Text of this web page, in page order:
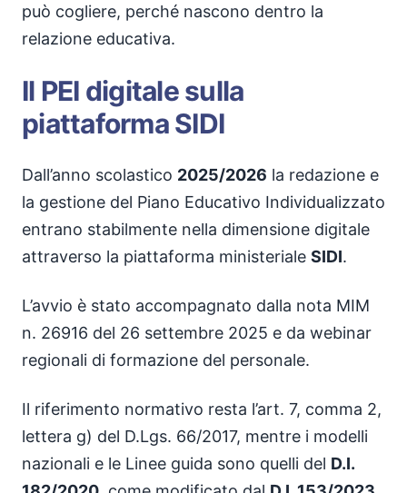
può cogliere, perché nascono dentro la
relazione educativa.
Il PEI digitale sulla
piattaforma SIDI
Dall’anno scolastico 2025/2026 la redazione e
la gestione del Piano Educativo Individualizzato
entrano stabilmente nella dimensione digitale
attraverso la piattaforma ministeriale SIDI.
L’avvio è stato accompagnato dalla nota MIM
n. 26916 del 26 settembre 2025 e da webinar
regionali di formazione del personale.
Il riferimento normativo resta l’art. 7, comma 2,
lettera g) del D.Lgs. 66/2017, mentre i modelli
nazionali e le Linee guida sono quelli del D.I.